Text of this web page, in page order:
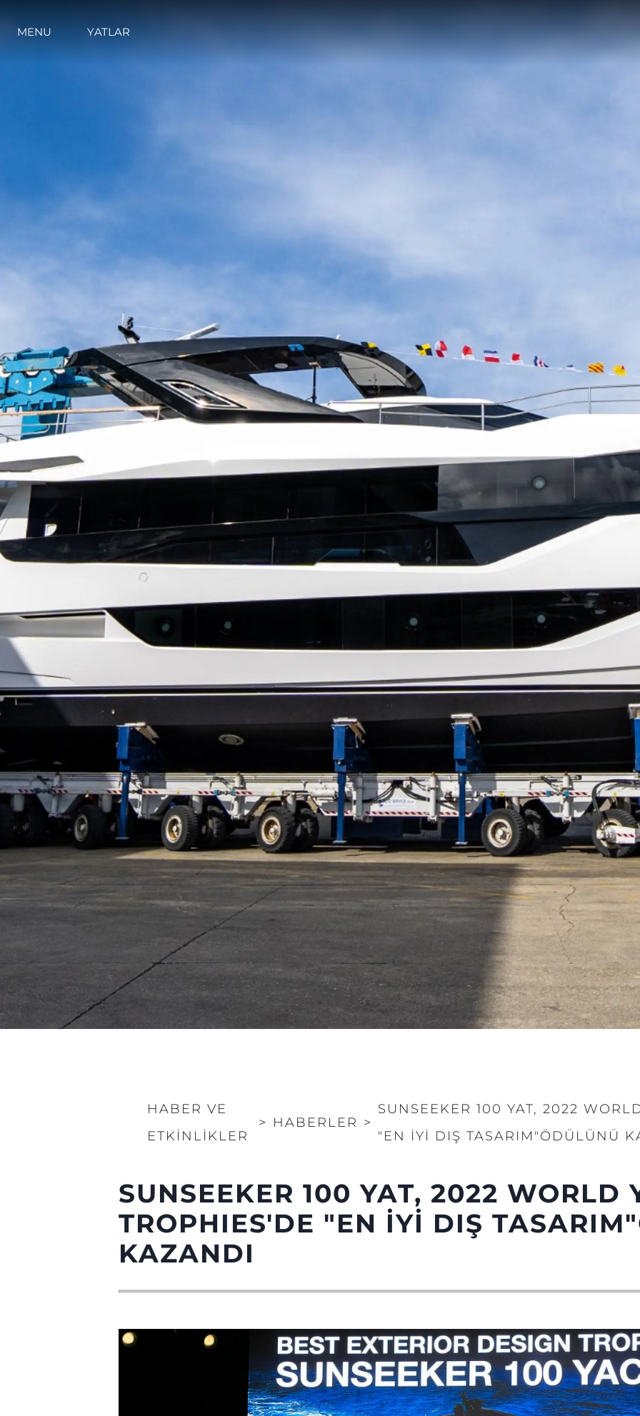
MENU YATLAR
HABER VE
ETKINLIKLER
> HABERLER >
SUNSEEKER 100 YAT, 2022
"EN İYİ DIŞ TASARIM"ÖDÜLÜNÜ
SUNSEEKER 100 YAT, 2022 WORLD
TROPHIES'DE "EN İYİ DIŞ
KAZANDI
Si̇te Hari̇tasi
Çerez Tercihleri
Privacy Policy
MODERN SLAVERY
STATEMENT
TERMS & CONDITIONS
Haberler
Şi̇rket
Yaşam
Mi̇ras
Öğrenin